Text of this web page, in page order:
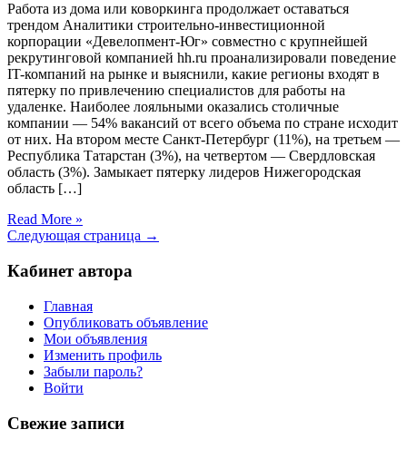
Работа из дома или коворкинга продолжает оставаться
трендом Аналитики строительно-инвестиционной
корпорации «Девелопмент-Юг» совместно с крупнейшей
рекрутинговой компанией hh.ru проанализировали поведение
IT-компаний на рынке и выяснили, какие регионы входят в
пятерку по привлечению специалистов для работы на
удаленке. Наиболее лояльными оказались столичные
компании — 54% вакансий от всего объема по стране исходит
от них. На втором месте Санкт-Петербург (11%), на третьем —
Республика Татарстан (3%), на четвертом — Свердловская
область (3%). Замыкает пятерку лидеров Нижегородская
область […]
Read More »
Следующая страница →
Кабинет автора
Главная
Опубликовать объявление
Мои объявления
Изменить профиль
Забыли пароль?
Войти
Свежие записи